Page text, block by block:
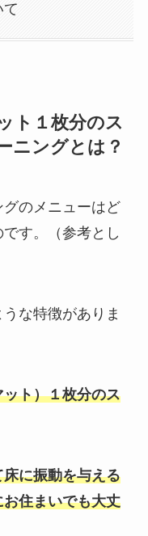
ト１枚分のス
ニングとは？
のメニューはど
す。（参考とし
な特徴がありま
ト）１枚分のス
に振動を与える
住まいでも大丈